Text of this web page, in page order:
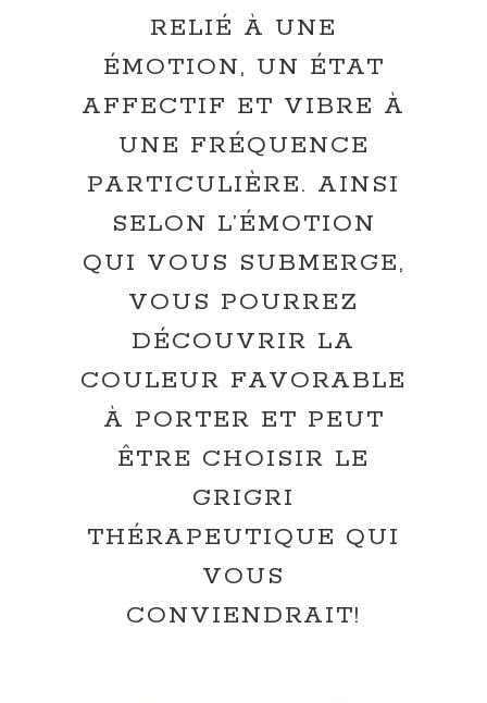
RELIÉ À UNE
ÉMOTION, UN ÉTAT
AFFECTIF ET VIBRE À
UNE FRÉQUENCE
PARTICULIÈRE. AINSI
SELON L’ÉMOTION
QUI VOUS SUBMERGE,
VOUS POURREZ
DÉCOUVRIR LA
COULEUR FAVORABLE
À PORTER ET PEUT
ÊTRE CHOISIR LE
GRIGRI
THÉRAPEUTIQUE QUI
VOUS
CONVIENDRAIT!